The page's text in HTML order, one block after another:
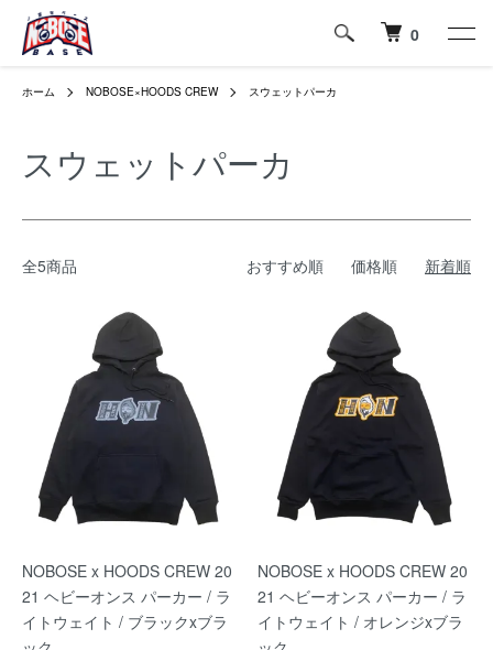
0
ホーム NOBOSE×HOODS CREW スウェットパーカ
スウェットパーカ
全5商品 おすすめ順 価格順 新着順
NOBOSE x HOODS CREW 20
21 ヘビーオンス パーカー / ラ
イトウェイト / ブラックxブラ
NOBOSE x HOODS CREW 20
21 ヘビーオンス パーカー / ラ
イトウェイト / オレンジxブラ